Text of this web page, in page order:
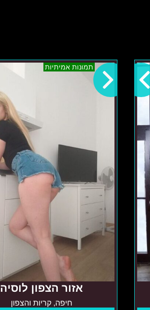
תמונות אמיתיות
אזור הצפון לוסיה
חיפה, קריות והצפון
אזור